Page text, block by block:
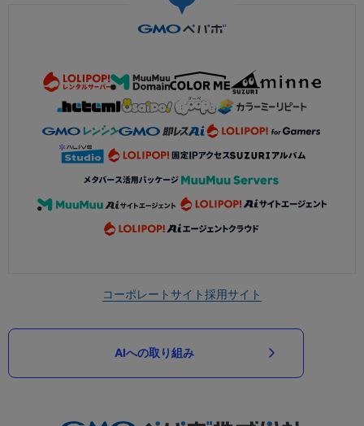
コーポレートサイト採用サイト
AIへの取り組み